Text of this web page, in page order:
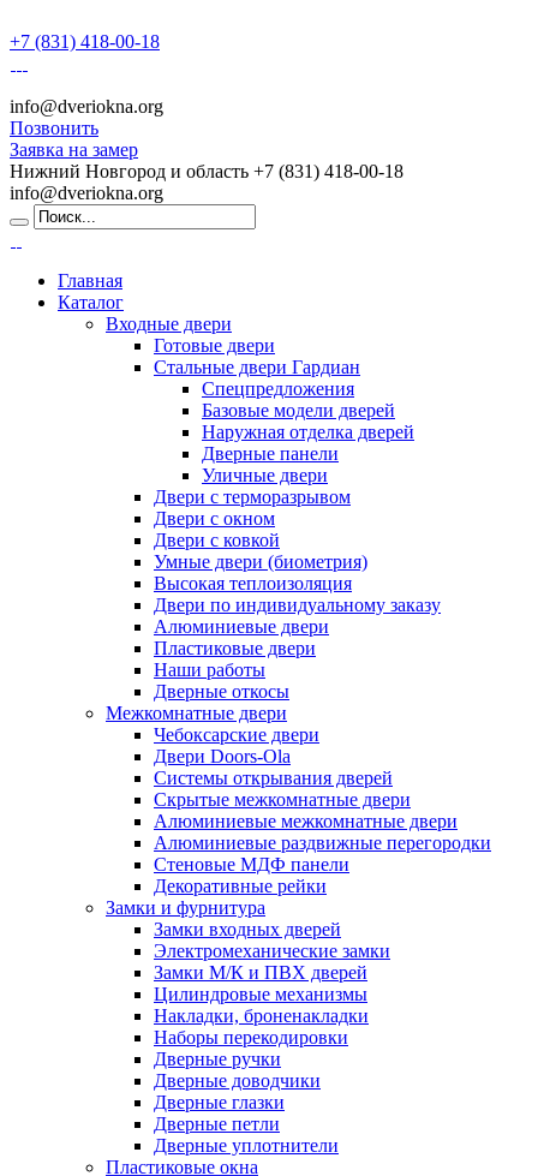
+7 (831) 418-00-18
info@dveriokna.org
Позвонить
Заявка на замер
Нижний Новгород и область +7 (831) 418-00-18
info@dveriokna.org
Главная
Каталог
Входные двери
Готовые двери
Стальные двери Гардиан
Спецпредложения
Базовые модели дверей
Наружная отделка дверей
Дверные панели
Уличные двери
Двери с терморазрывом
Двери с окном
Двери с ковкой
Умные двери (биометрия)
Высокая теплоизоляция
Двери по индивидуальному заказу
Алюминиевые двери
Пластиковые двери
Наши работы
Дверные откосы
Межкомнатные двери
Чебоксарские двери
Двери Doors-Ola
Системы открывания дверей
Скрытые межкомнатные двери
Алюминиевые межкомнатные двери
Алюминиевые раздвижные перегородки
Стеновые МДФ панели
Декоративные рейки
Замки и фурнитура
Замки входных дверей
Электромеханические замки
Замки М/К и ПВХ дверей
Цилиндровые механизмы
Накладки, броненакладки
Наборы перекодировки
Дверные ручки
Дверные доводчики
Дверные глазки
Дверные петли
Дверные уплотнители
Пластиковые окна